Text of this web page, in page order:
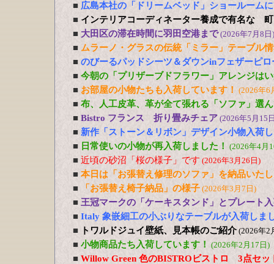
■ 広島本社の「ドリームベッド」ショールーム
■ インテリアコーディネーター養成で有名な
■ 大田区の滞在時間に羽田空港まで(2026年7月8日)
■ ムラーノ・グラスの伝統「ミラー」テーブル
■ のびーるパッドシーツ＆ダウンinフェザーピ
■ 今朝の「プリザーブドフラワー」アレンジは
■ お部屋の小物たちも入荷しています！ (2026年6
■ 布、人工皮革、革が全て張れる「ソファ」選
■ Bistro フランス 折り畳みチェア (2026年5月15
■ 新作「ストーン＆リボン」デザイン小物入荷
■ 日常使いの小物が再入荷しました！ (2026年4月
■ 近頃の砂沼「桜の様子」です (2026年3月26日)
■ 本日は「お張替え修理のソファ」を納品いた
■
「お張替え椅子納品」の様子 (2026年3月7日)
■ 王冠マークの「ケーキスタンド」とプレート
■ Italy 象嵌細工の小ぶりなテーブルが入荷しま
■
トワルドジュイ壁紙、見本帳のご紹介 (2026年2
■ 小物商品たち入荷しています！ (2026年2月17日)
■ Willow Green 色のBISTROビストロ 3点セッ